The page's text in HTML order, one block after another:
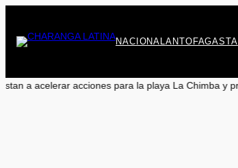
contenido
NACIONALANTOFAGASTA
para la playa La Chimba y prevenir otro